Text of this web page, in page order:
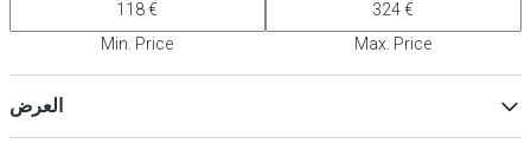
Min. Price Max. Price
العرض